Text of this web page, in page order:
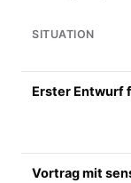
SITUATION
Erster Entwurf
Vortrag mit